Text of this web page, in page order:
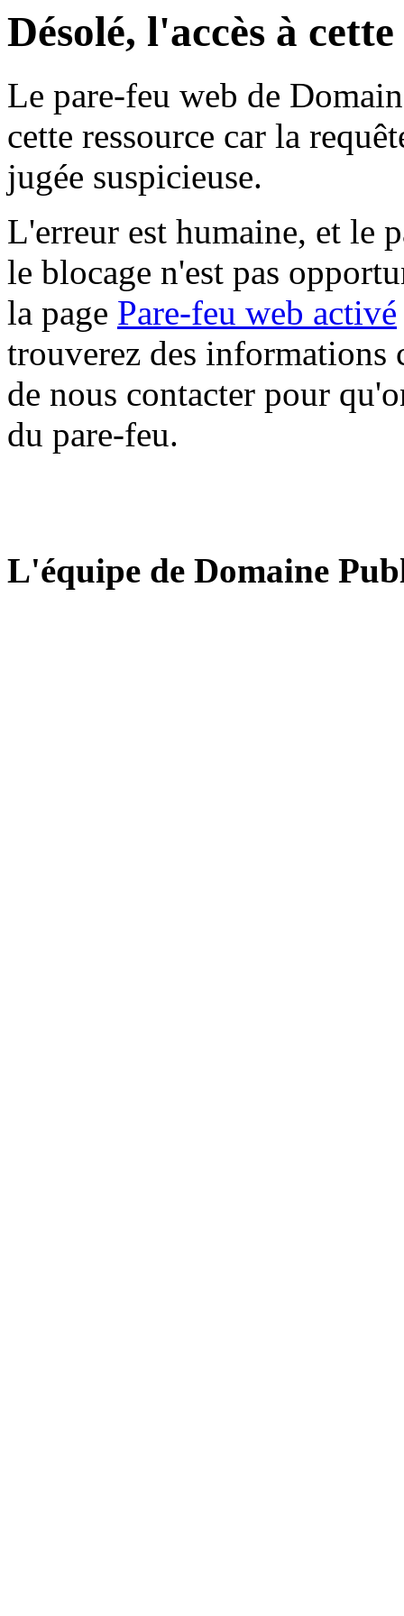
Désolé, l'accès à
Le pare-feu web de
cette ressource car la
jugée suspicieuse.
L'erreur est humaine, et le
le blocage n'est pas
la page Pare-feu web activé
trouverez des informations
de nous contacter pour
du pare-feu.
L'équipe de Domaine